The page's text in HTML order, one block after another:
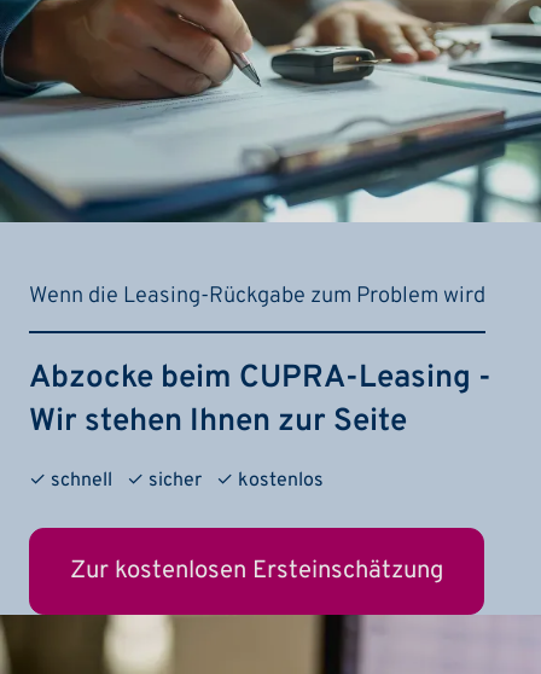
Wenn die Leasing-Rückgabe zum Problem wird
Abzocke beim CUPRA-Leasing -
Wir stehen Ihnen zur Seite
✓ schnell ✓ sicher ✓ kostenlos
Zur kostenlosen Ersteinschätzung